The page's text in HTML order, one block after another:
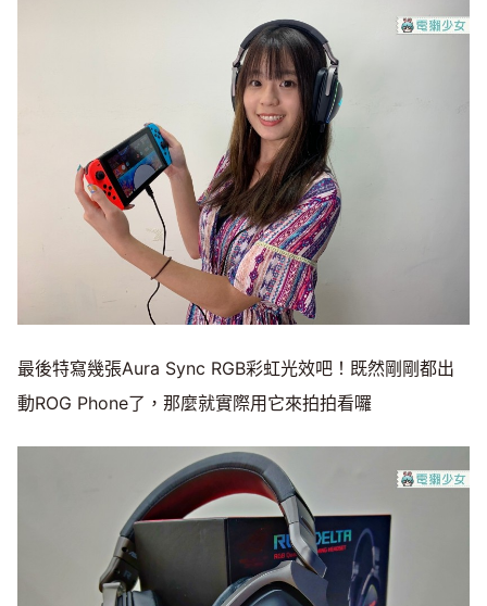
最後特寫幾張Aura Sync RGB彩虹光效吧！既然剛剛都出
動ROG Phone了，那麼就實際用它來拍拍看囉